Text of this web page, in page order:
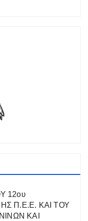
12ου
Π.Ε.Ε. ΚΑΙ ΤΟΥ
ΚΑΙ